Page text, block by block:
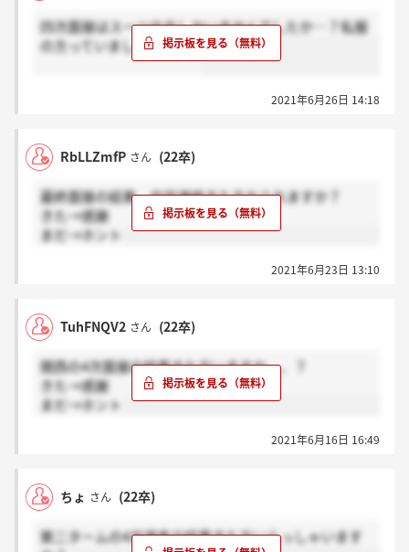
四次面接はスーツの方しかいませんでしたか…？私服
の方っていましたか？？？
2021年6月26日 14:18
RbLLZmfP さん (22卒)
最終面接の結果、内定連絡きた方おられますか？
きた→感謝
まだ→ホント
2021年6月23日 13:10
TuhFNQV2 さん (22卒)
関西の4次面接の結果きた方いますか、、？
きた→感謝
まだ→ホント
2021年6月16日 16:49
ちょ さん (22卒)
第二タームの4次選考の結果きた方いらっしゃいます